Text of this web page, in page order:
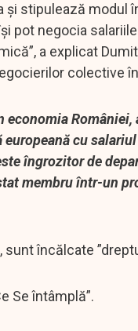
stipulează modul
pot negocia
a explicat
colective
cu
îngrozitor de
membru într-un
încălcate
Se întâmplă”.